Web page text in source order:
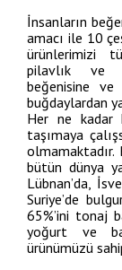
İnsanların
amacı ile 10
ürünlerimizi
pilavlık ve
beğenisine ve
buğdaylardan
Her ne kadar
taşımaya
olmamaktadır.
bütün dünya
Lübnan’da,
Suriye’de
65%’ini tonaj
yoğurt ve
ürünümüzü